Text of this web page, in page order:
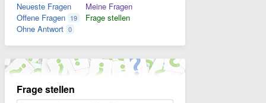
Neueste Fragen
Offene Fragen 19
Ohne Antwort 0
Meine Fragen
Frage stellen
Frage stellen